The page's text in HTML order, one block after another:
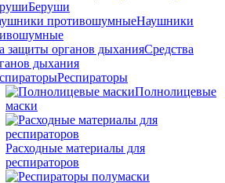
Беруши
Наушники
Средства
дыхания
Респираторы
Полнолицевые
маски
Расходные материалы для
респираторов